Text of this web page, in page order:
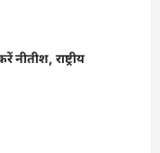
नीतीश, राष्ट्रीय